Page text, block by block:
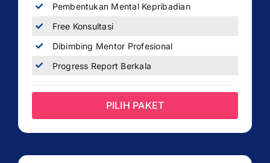
Pembentukan Mental Kepribadian
Free Konsultasi
Dibimbing Mentor Profesional
Progress Report Berkala
PILIH PAKET